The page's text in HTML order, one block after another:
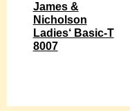
James &
Nicholson
Ladies‘ Basic-T
8007